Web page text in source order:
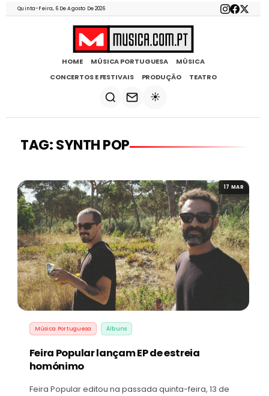
Quinta-Feira, 6 De Agosto De 2026
HOME MÚSICA PORTUGUESA
MÚSICA
CONCERTOS E FESTIVAIS
PRODUÇÃO TEATRO
☀️
TAG: SYNTH POP
17 MAR
Música Portuguesa Álbuns
Feira Popular lançam EP de estreia
homónimo
Feira Popular editou na passada quinta-feira, 13 de